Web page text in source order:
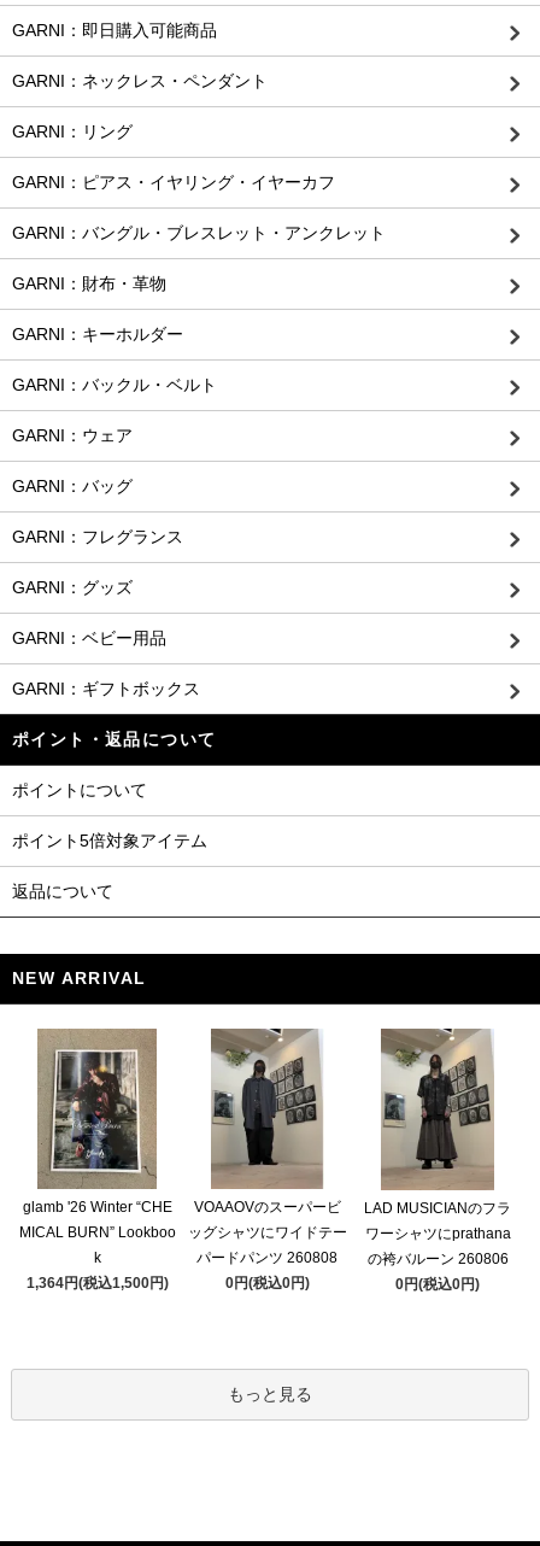
GARNI：即日購入可能商品
GARNI：ネックレス・ペンダント
GARNI：リング
GARNI：ピアス・イヤリング・イヤーカフ
GARNI：バングル・ブレスレット・アンクレット
GARNI：財布・革物
GARNI：キーホルダー
GARNI：バックル・ベルト
GARNI：ウェア
GARNI：バッグ
GARNI：フレグランス
GARNI：グッズ
GARNI：ベビー用品
GARNI：ギフトボックス
ポイント・返品について
ポイントについて
ポイント5倍対象アイテム
返品について
NEW ARRIVAL
glamb '26 Winter “CHE
MICAL BURN” Lookboo
k
1,364円(税込1,500円)
VOAAOVのスーパービ
ッグシャツにワイドテー
パードパンツ 260808
0円(税込0円)
LAD MUSICIANのフラ
ワーシャツにprathana
の袴バルーン 260806
0円(税込0円)
もっと見る